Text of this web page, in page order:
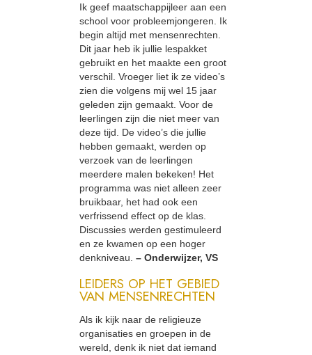
Ik geef maatschappijleer aan een
school voor probleemjongeren. Ik
begin altijd met mensenrechten.
Dit jaar heb ik jullie lespakket
gebruikt en het maakte een groot
verschil. Vroeger liet ik ze video’s
zien die volgens mij wel 15 jaar
geleden zijn gemaakt. Voor de
leerlingen zijn die niet meer van
deze tijd. De video’s die jullie
hebben gemaakt, werden op
verzoek van de leerlingen
meerdere malen bekeken! Het
programma was niet alleen zeer
bruikbaar, het had ook een
verfrissend effect op de klas.
Discussies werden gestimuleerd
en ze kwamen op een hoger
denkniveau. – Onderwijzer, VS
LEIDERS OP HET GEBIED
VAN MENSENRECHTEN
Als ik kijk naar de religieuze
organisaties en groepen in de
wereld, denk ik niet dat iemand